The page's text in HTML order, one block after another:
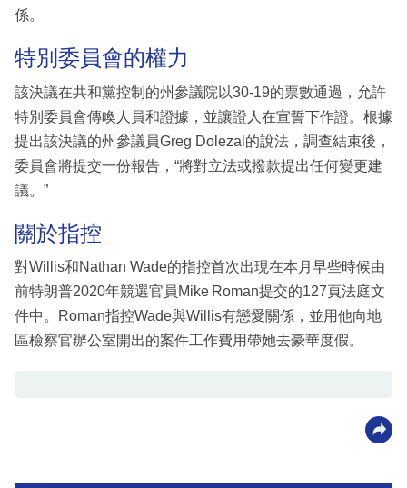
係。
特別委員會的權力
該決議在共和黨控制的州參議院以30-19的票數通過，允許
特別委員會傳喚人員和證據，並讓證人在宣誓下作證。根據
提出該決議的州參議員Greg Dolezal的說法，調查結束後，
委員會將提交一份報告，“將對立法或撥款提出任何變更建
議。”
關於指控
對Willis和Nathan Wade的指控首次出現在本月早些時候由
前特朗普2020年競選官員Mike Roman提交的127頁法庭文
件中。Roman指控Wade與Willis有戀愛關係，並用他向地
區檢察官辦公室開出的案件工作費用帶她去豪華度假。